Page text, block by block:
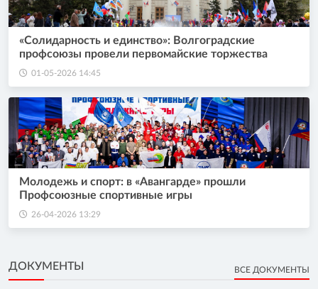
«Солидарность и единство»: Волгоградские
профсоюзы провели первомайские торжества
01-05-2026 14:45
Молодежь и спорт: в «Авангарде» прошли
Профсоюзные спортивные игры
26-04-2026 13:29
ДОКУМЕНТЫ ВСЕ ДОКУМЕНТЫ